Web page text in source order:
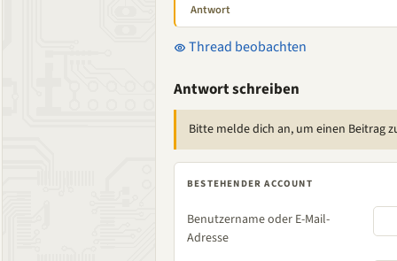
Antwort
Thread beobachten
Antwort schreiben
Bitte melde dich an, um einen Beitrag
BESTEHENDER ACCOUNT
Benutzername oder E-Mail-
Adresse